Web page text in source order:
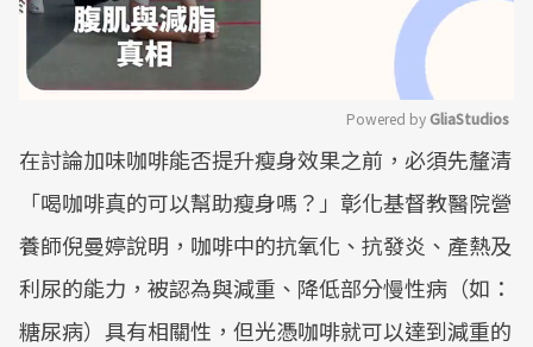
Mute
Powered by GliaStudios
在討論加味咖啡能否提升瘦身效果之前，必須先釐清
「喝咖啡真的可以幫助瘦身嗎？」彰化基督教醫院營
養師倪曼婷說明，咖啡中的抗氧化、抗發炎、產熱及
利尿的能力，被認為與減重、降低部分慢性病（如：
糖尿病）具有相關性，但光憑咖啡就可以達到減重的